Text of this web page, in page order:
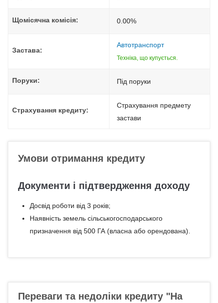
Щомісячна комісія: 0.00%
Застава:
Автотранспорт
Техніка, що купується.
Поруки: Під поруки
Страхування кредиту:
Страхування предмету
застави
Умови отримання кредиту
Документи і підтвердження доходу
Досвід роботи від 3 років;
Наявність земель сільськогосподарського
призначення від 500 ГА (власна або орендована).
Переваги та недоліки кредиту "На